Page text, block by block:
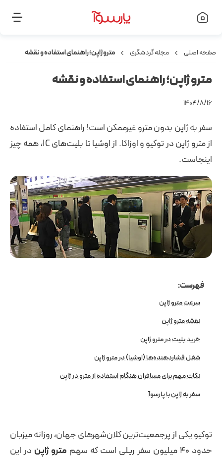
صفحه اصلی مجله گردشگری مترو ژاپن؛ راهنمای استفاده و نقشه
مترو ژاپن؛ راهنمای استفاده و نقشه
۱۴۰۴/۸/۱۶
سفر به ژاپن بدون مترو غیرممکن است! راهنمای کامل استفاده
از مترو ژاپن در توکیو و اوزاکا. از اوشیا تا بلیت‌های IC، همه چیز
اینجاست.
فهرست:
سرعت مترو ژاپن
نقشه مترو ژاپن
خرید بلیت در مترو ژاپن
شغل فشاردهنده‌ها (اوشیا) در مترو ژاپن
نکات مهم برای مسافران هنگام استفاده از مترو در ژاپن
سفر به ژاپن با پارسوآ
توکیو یکی از پرجمعیت‌ترین کلان‌شهرهای جهان، روزانه میزبان
حدود ۴۰ میلیون سفر ریلی است که سهم
مترو ژاپن در این